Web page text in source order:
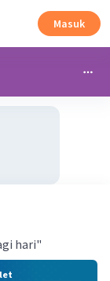
Masuk
hari"